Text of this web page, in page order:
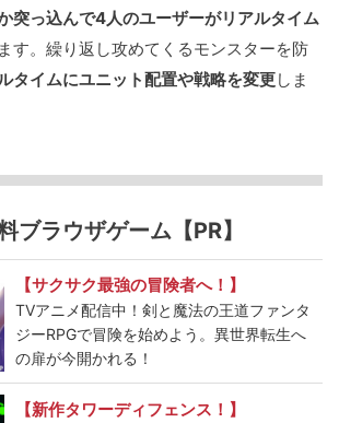
突っ込んで4人のユーザーがリアルタイム
す。繰り返し攻めてくるモンスターを防
タイムにユニット配置や戦略を変更しま
ブラウザゲーム【PR】
【サクサク最強の冒険者へ！】
TVアニメ配信中！剣と魔法の王道ファンタ
ジーRPGで冒険を始めよう。異世界転生へ
の扉が今開かれる！
【新作タワーディフェンス！】